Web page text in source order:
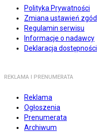
Polityka Prywatności
Zmiana ustawień zgód
Regulamin serwisu
Informacje o nadawcy
Deklaracja dostępności
REKLAMA I PRENUMERATA
Reklama
Ogłoszenia
Prenumerata
Archiwum